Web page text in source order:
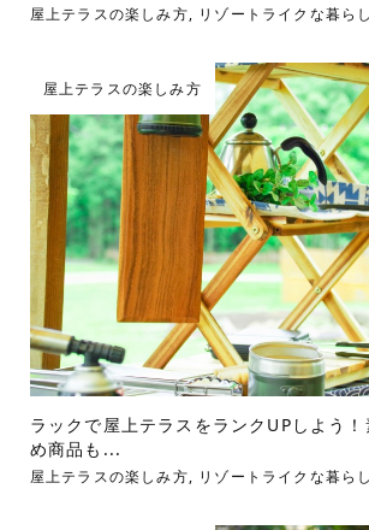
屋上テラスの楽しみ方, リゾートライクな暮らし
屋上テラスの楽しみ方
ラックで屋上テラスをランクUPしよう
め商品も...
屋上テラスの楽しみ方, リゾートライクな暮らし